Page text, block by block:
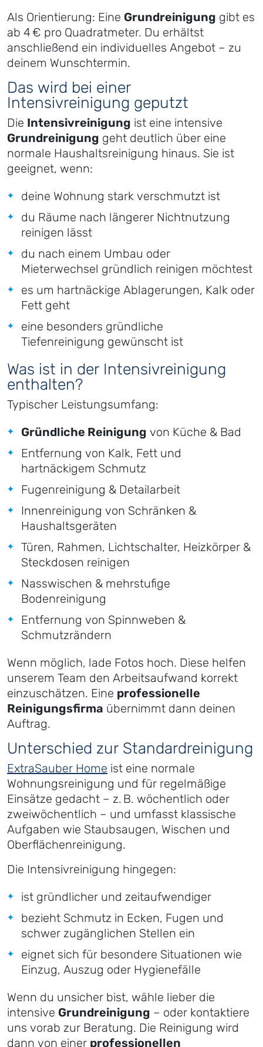
Als Orientierung: Eine Grundreinigung gibt es
ab 4 € pro Quadratmeter. Du erhältst
anschließend ein individuelles Angebot – zu
deinem Wunschtermin.
Das wird bei einer
Intensivreinigung geputzt
Die Intensivreinigung ist eine intensive
Grundreinigung geht deutlich über eine
normale Haushaltsreinigung hinaus. Sie ist
geeignet, wenn:
deine Wohnung stark verschmutzt ist
du Räume nach längerer Nichtnutzung
reinigen lässt
du nach einem Umbau oder
Mieterwechsel gründlich reinigen möchtest
es um hartnäckige Ablagerungen, Kalk oder
Fett geht
eine besonders gründliche
Tiefenreinigung gewünscht ist
Was ist in der Intensivreinigung
enthalten?
Typischer Leistungsumfang:
Gründliche Reinigung von Küche & Bad
Entfernung von Kalk, Fett und
hartnäckigem Schmutz
Fugenreinigung & Detailarbeit
Innenreinigung von Schränken &
Haushaltsgeräten
Türen, Rahmen, Lichtschalter, Heizkörper &
Steckdosen reinigen
Nasswischen & mehrstufige
Bodenreinigung
Entfernung von Spinnweben &
Schmutzrändern
Wenn möglich, lade Fotos hoch. Diese helfen
unserem Team den Arbeitsaufwand korrekt
einzuschätzen. Eine professionelle
Reinigungsfirma übernimmt dann deinen
Auftrag.
Unterschied zur Standardreinigung
ExtraSauber Home ist eine normale
Wohnungsreinigung und für regelmäßige
Einsätze gedacht – z. B. wöchentlich oder
zweiwöchentlich – und umfasst klassische
Aufgaben wie Staubsaugen, Wischen und
Oberflächenreinigung.
Die Intensivreinigung hingegen:
ist gründlicher und zeitaufwendiger
bezieht Schmutz in Ecken, Fugen und
schwer zugänglichen Stellen ein
eignet sich für besondere Situationen wie
Einzug, Auszug oder Hygienefälle
Wenn du unsicher bist, wähle lieber die
intensive Grundreinigung – oder kontaktiere
uns vorab zur Beratung. Die Reinigung wird
dann von einer professionellen